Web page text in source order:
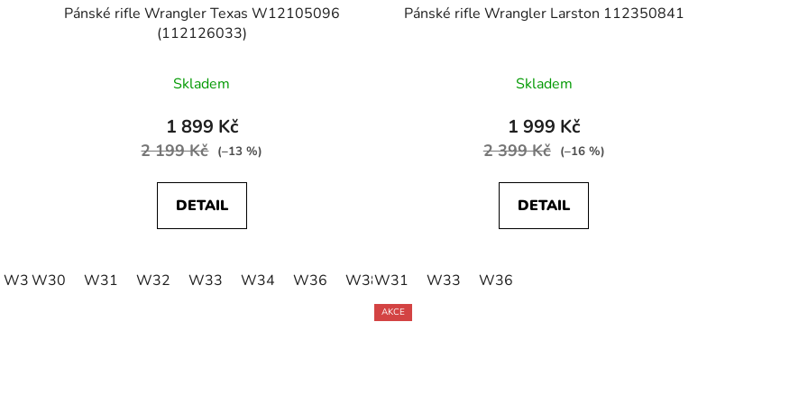
W36 W38 W40 W42 W44 W46 W48 W50
Pánské rifle Wrangler Texas W12105096
(112126033)
Skladem
1 899 Kč
2 199 Kč (–13 %)
DETAIL
W30 W31 W32 W33 W34 W36 W38 W40 W42 W44
Pánské rifle Wrangler Larston 112350841
Skladem
1 999 Kč
2 399 Kč (–16 %)
DETAIL
W31 W33 W36
AKCE